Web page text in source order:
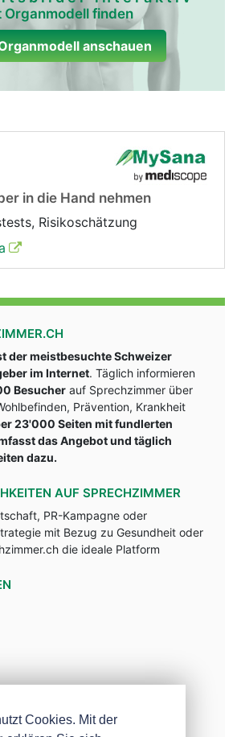
Organmodell finden
anschauen
in die Hand nehmen
Risikoschätzung
der meistbesuchte Schweizer
im Internet. Täglich informieren
Besucher auf Sprechzimmer über
Prävention, Krankheit
23'000 Seiten mit fundlerten
das Angebot und täglich
dazu.
AUF SPRECHZIMMER
PR-Kampagne oder
mit Bezug zu Gesundheit oder
die ideale Platform
Cookies. Mit der